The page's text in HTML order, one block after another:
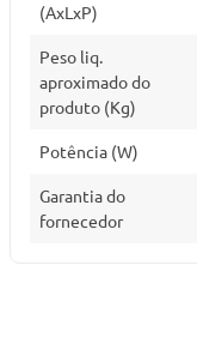
(AxLxP)
Peso liq.
aproximado do
produto (Kg)
Potência (W)
Garantia do
fornecedor